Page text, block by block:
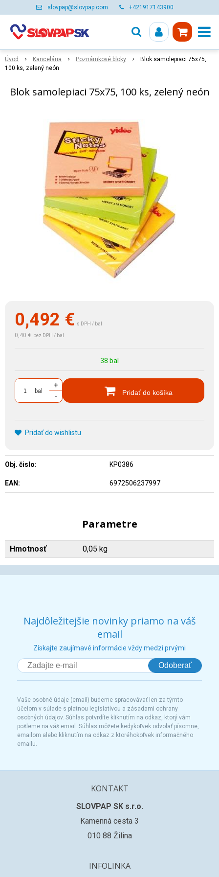
slovpap@slovpap.com +421917143900
Úvod Kancelária Poznámkové bloky
Blok samolepiaci 75x75,
100 ks, zelený neón
Blok samolepiaci 75x75, 100 ks, zelený neón
0,492 € s DPH / bal
0,40 € bez DPH / bal
38 bal
bal
+
-
Pridať do košíka
Pridať do wishlistu
Obj. čislo: KP0386
EAN: 6972506237997
Parametre
Hmotnosť 0,05 kg
Najdôležitejšie novinky priamo na váš
email
Získajte zaujímavé informácie vždy medzi prvými
Odoberať
Vaše osobné údaje (email) budeme spracovávať len za týmto
účelom v súlade s platnou legislatívou a zásadami ochrany
osobných údajov. Súhlas potvrdíte kliknutím na odkaz, ktorý vám
pošleme na váš email. Súhlas môžete kedykoľvek odvolať písomne,
emailom alebo kliknutím na odkaz z ktoréhokoľvek informačného
emailu.
KONTAKT
SLOVPAP SK s.r.o.
Kamenná cesta 3
010 88 Žilina
INFOLINKA